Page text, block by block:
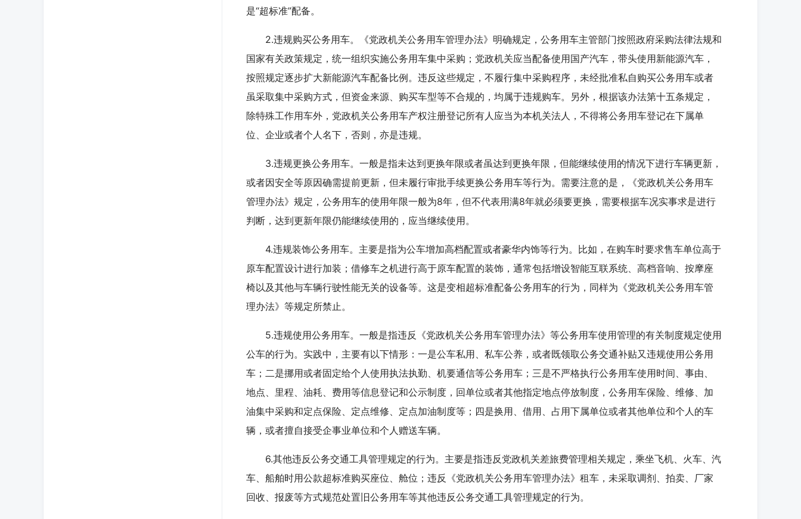
是“超标准”配备。
2.违规购买公务用车。《党政机关公务用车管理办法》明确规定，公务用车主管部门按照政府采购法律法规和
国家有关政策规定，统一组织实施公务用车集中采购；党政机关应当配备使用国产汽车，带头使用新能源汽车，
按照规定逐步扩大新能源汽车配备比例。违反这些规定，不履行集中采购程序，未经批准私自购买公务用车或者
虽采取集中采购方式，但资金来源、购买车型等不合规的，均属于违规购车。另外，根据该办法第十五条规定，
除特殊工作用车外，党政机关公务用车产权注册登记所有人应当为本机关法人，不得将公务用车登记在下属单
位、企业或者个人名下，否则，亦是违规。
3.违规更换公务用车。一般是指未达到更换年限或者虽达到更换年限，但能继续使用的情况下进行车辆更新，
或者因安全等原因确需提前更新，但未履行审批手续更换公务用车等行为。需要注意的是，《党政机关公务用车
管理办法》规定，公务用车的使用年限一般为8年，但不代表用满8年就必须要更换，需要根据车况实事求是进行
判断，达到更新年限仍能继续使用的，应当继续使用。
4.违规装饰公务用车。主要是指为公车增加高档配置或者豪华内饰等行为。比如，在购车时要求售车单位高于
原车配置设计进行加装；借修车之机进行高于原车配置的装饰，通常包括增设智能互联系统、高档音响、按摩座
椅以及其他与车辆行驶性能无关的设备等。这是变相超标准配备公务用车的行为，同样为《党政机关公务用车管
理办法》等规定所禁止。
5.违规使用公务用车。一般是指违反《党政机关公务用车管理办法》等公务用车使用管理的有关制度规定使用
公车的行为。实践中，主要有以下情形：一是公车私用、私车公养，或者既领取公务交通补贴又违规使用公务用
车；二是挪用或者固定给个人使用执法执勤、机要通信等公务用车；三是不严格执行公务用车使用时间、事由、
地点、里程、油耗、费用等信息登记和公示制度，回单位或者其他指定地点停放制度，公务用车保险、维修、加
油集中采购和定点保险、定点维修、定点加油制度等；四是换用、借用、占用下属单位或者其他单位和个人的车
辆，或者擅自接受企事业单位和个人赠送车辆。
6.其他违反公务交通工具管理规定的行为。主要是指违反党政机关差旅费管理相关规定，乘坐飞机、火车、汽
车、船舶时用公款超标准购买座位、舱位；违反《党政机关公务用车管理办法》租车，未采取调剂、拍卖、厂家
回收、报废等方式规范处置旧公务用车等其他违反公务交通工具管理规定的行为。